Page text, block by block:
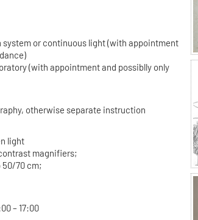
or continuous light (with appointment
(with appointment and possiblly only
otherwise separate instruction
light
magnifiers;
50/70 cm;
– 17:00